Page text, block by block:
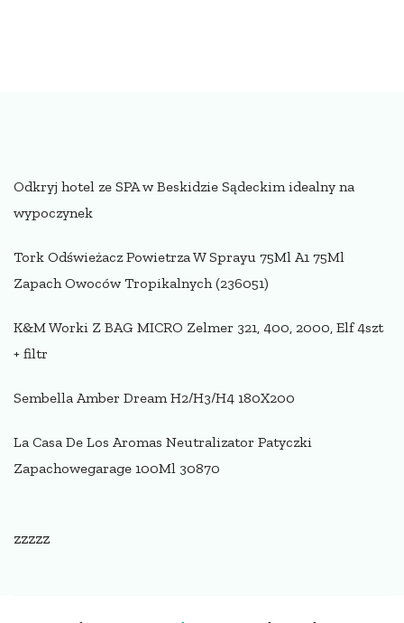
Odkryj hotel ze SPA w Beskidzie Sądeckim idealny na
wypoczynek
Tork Odświeżacz Powietrza W Sprayu 75Ml A1 75Ml
Zapach Owoców Tropikalnych (236051)
K&M Worki Z BAG MICRO Zelmer 321, 400, 2000, Elf 4szt
+ filtr
Sembella Amber Dream H2/H3/H4 180X200
La Casa De Los Aromas Neutralizator Patyczki
Zapachowegarage 100Ml 30870
zzzzz